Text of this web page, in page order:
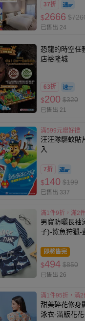
37折
$2666
已售出 24
恐龍的時空任
店裕隆城
63折
$200 $320
已售出 21
滿599元贈好禮
汪汪隊驅蚊貼
入
7折
$140 $199
已售出 337
滿1件9折，滿2
男寶防曬長袖
子)-鯊魚狩獵-
即將售完
$494 $850
已售出 26
滿1件95折，滿
甜美碎花修身
泳衣-滿版花